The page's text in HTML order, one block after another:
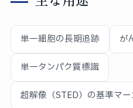
単一細胞の長期追跡 が
単一タンパク質標識
超解像（STED）の基準マー